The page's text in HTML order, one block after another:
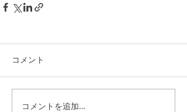
コメント
コメントを追加…